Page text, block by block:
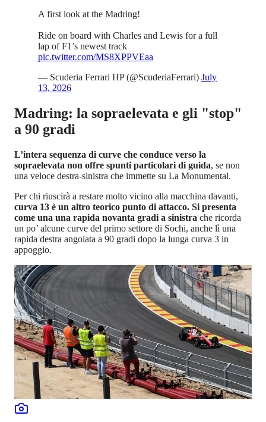
A first look at the Madring! ‍
Ride on board with Charles and Lewis for a full
lap of F1’s newest track
pic.twitter.com/MS8XPPVEaa
— Scuderia Ferrari HP (@ScuderiaFerrari) July
13, 2026
Madring: la sopraelevata e gli "stop"
a 90 gradi
L’intera sequenza di curve che conduce verso la
sopraelevata non offre spunti particolari di guida, se non
una veloce destra-sinistra che immette su La Monumental.
Per chi riuscirà a restare molto vicino alla macchina davanti,
curva 13 è un altro teorico punto di attacco. Si presenta
come una una rapida novanta gradi a sinistra che ricorda
un po’ alcune curve del primo settore di Sochi, anche lì una
rapida destra angolata a 90 gradi dopo la lunga curva 3 in
appoggio.